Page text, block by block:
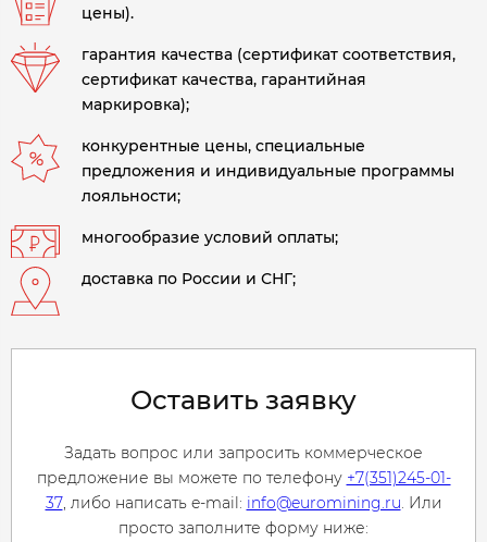
цены).
гарантия качества (сертификат соответствия,
сертификат качества, гарантийная
маркировка);
конкурентные цены, специальные
предложения и индивидуальные программы
лояльности;
многообразие условий оплаты;
доставка по России и СНГ;
Оставить заявку
Задать вопрос или запросить коммерческое
предложение вы можете по телефону +7(351)245-01-
37, либо написать e-mail: info@euromining.ru. Или
просто заполните форму ниже: